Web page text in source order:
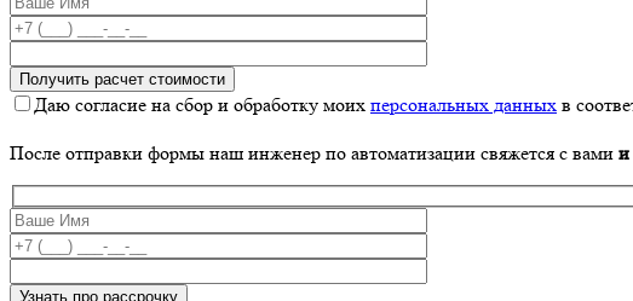
Даю согласие на сбор и обработку моих персональных данных в
После отправки формы наш инженер по автоматизации свяжется с вами и